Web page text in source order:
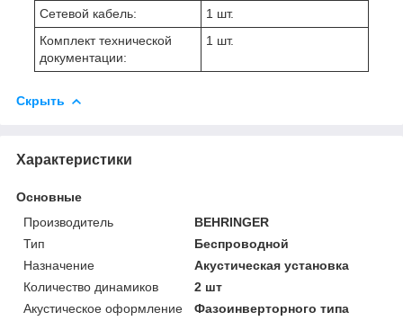
Сетевой кабель:
1 шт.
Комплект технической
документации:
1 шт.
Скрыть
Характеристики
Основные
Производитель
BEHRINGER
Тип
Беспроводной
Назначение
Акустическая установка
Количество динамиков
2 шт
Акустическое оформление
Фазоинверторного типа